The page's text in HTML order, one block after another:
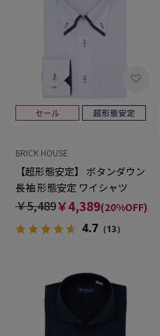
BRICK HOUSE
【超形態安定】 ボタンダウン
長袖 形態安定 ワイシャツ
￥5,489￥4,389(20%OFF)
4.7（13）